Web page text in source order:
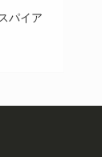
パイア